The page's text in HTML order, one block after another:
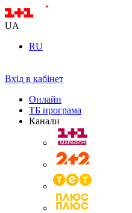
UA
RU
Вхід в кабінет
Онлайн
ТБ програма
Канали